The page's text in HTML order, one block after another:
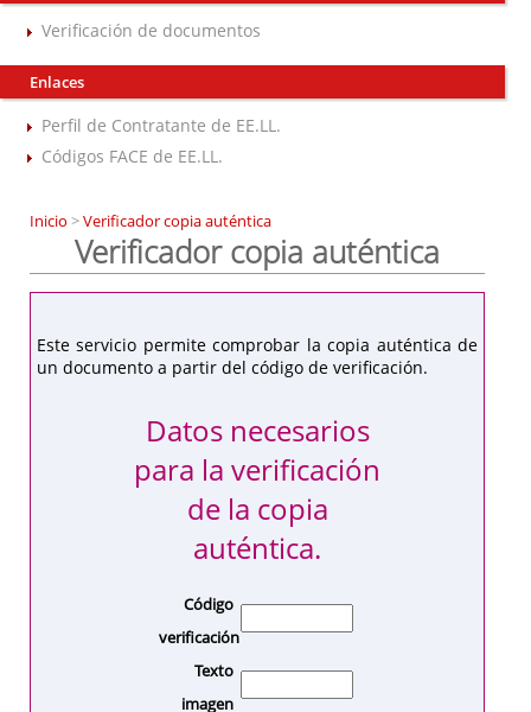
Verificación de documentos
Enlaces
Perfil de Contratante de EE.LL.
Códigos FACE de EE.LL.
Inicio >Verificador copia auténtica
Verificador copia auténtica
Este servicio permite comprobar la copia auténtica de
un documento a partir del código de verificación.
Datos necesarios
para la verificación
de la copia
auténtica.
Código
verificación
Texto
imagen